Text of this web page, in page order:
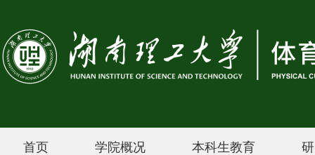
首页 学院概况 本科生教育